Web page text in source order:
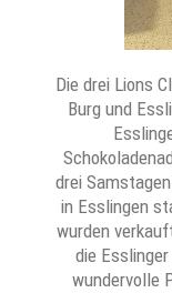
Die drei Lions
Burg und
drei
in Esslingen
wurden
die
wundervolle